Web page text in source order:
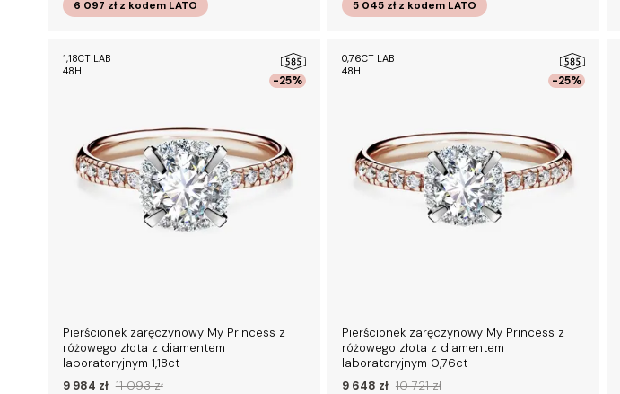
6 097 zł z kodemLATO 5 045 zł z kodemLATO
-25%
1,18CT LAB
48H
Pierścionek zaręczynowy My Princess z
różowego złota z diamentem
laboratoryjnym 1,18ct
9 984 zł 11 093 zł
-25%
0,76CT LAB
48H
Pierścionek zaręczynowy My Princess z
różowego złota z diamentem
laboratoryjnym 0,76ct
9 648 zł 10 721 zł